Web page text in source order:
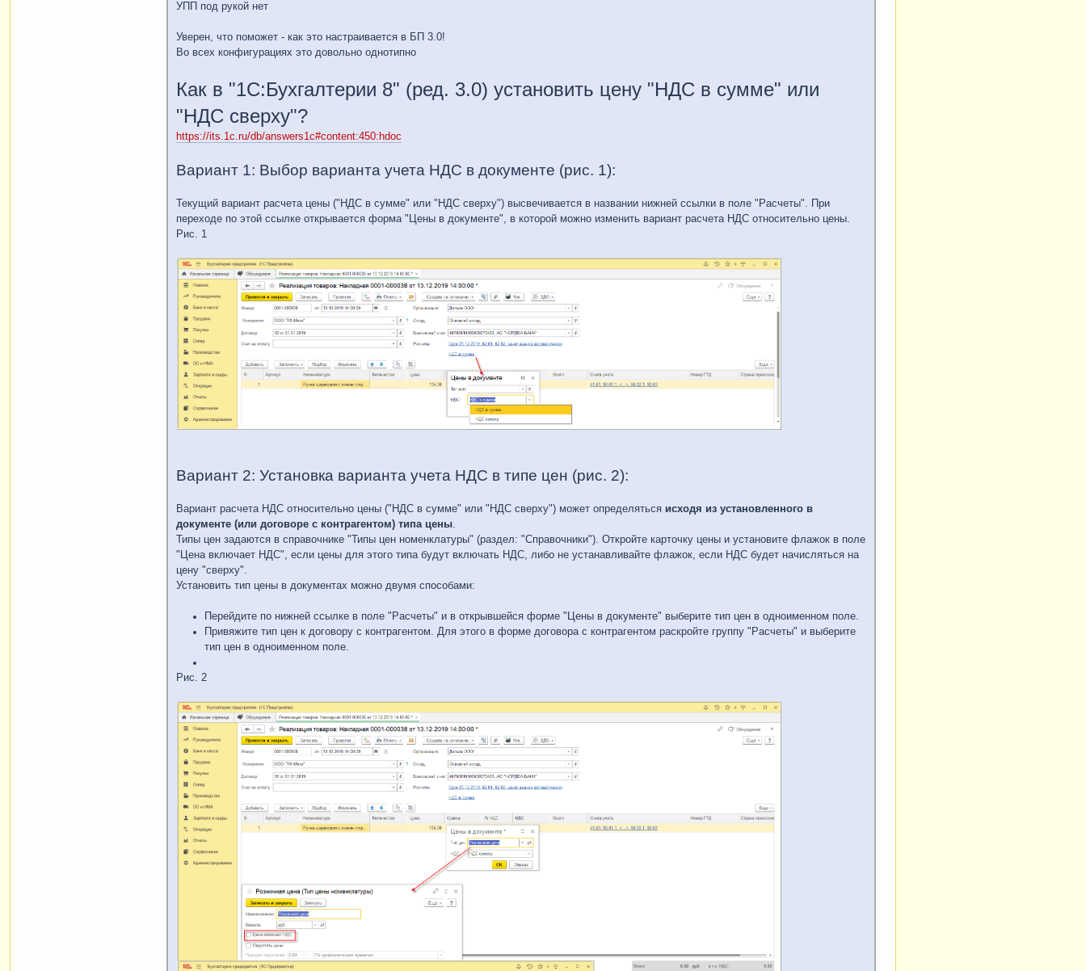
УПП под рукой нет
Уверен, что поможет - как это настраивается в БП 3.0!
Во всех конфигурациях это довольно однотипно
Как в "1С:Бухгалтерии 8" (ред. 3.0) установить цену "НДС в сумме" или
"НДС сверху"?
https://its.1c.ru/db/answers1c#content:450:hdoc
Вариант 1: Выбор варианта учета НДС в документе (рис. 1):
Текущий вариант расчета цены ("НДС в сумме" или "НДС сверху") высвечивается в названии нижней ссылки в поле "Расчеты". При
переходе по этой ссылке открывается форма "Цены в документе", в которой можно изменить вариант расчета НДС относительно цены.
Рис. 1
Вариант 2: Установка варианта учета НДС в типе цен (рис. 2):
Вариант расчета НДС относительно цены ("НДС в сумме" или "НДС сверху") может определяться исходя из установленного в
документе (или договоре с контрагентом) типа цены.
Типы цен задаются в справочнике "Типы цен номенклатуры" (раздел: "Справочники"). Откройте карточку цены и установите флажок в поле
"Цена включает НДС", если цены для этого типа будут включать НДС, либо не устанавливайте флажок, если НДС будет начисляться на
цену "сверху".
Установить тип цены в документах можно двумя способами:
Перейдите по нижней ссылке в поле "Расчеты" и в открывшейся форме "Цены в документе" выберите тип цен в одноименном поле.
Привяжите тип цен к договору с контрагентом. Для этого в форме договора с контрагентом раскройте группу "Расчеты" и выберите
тип цен в одноименном поле.
Рис. 2